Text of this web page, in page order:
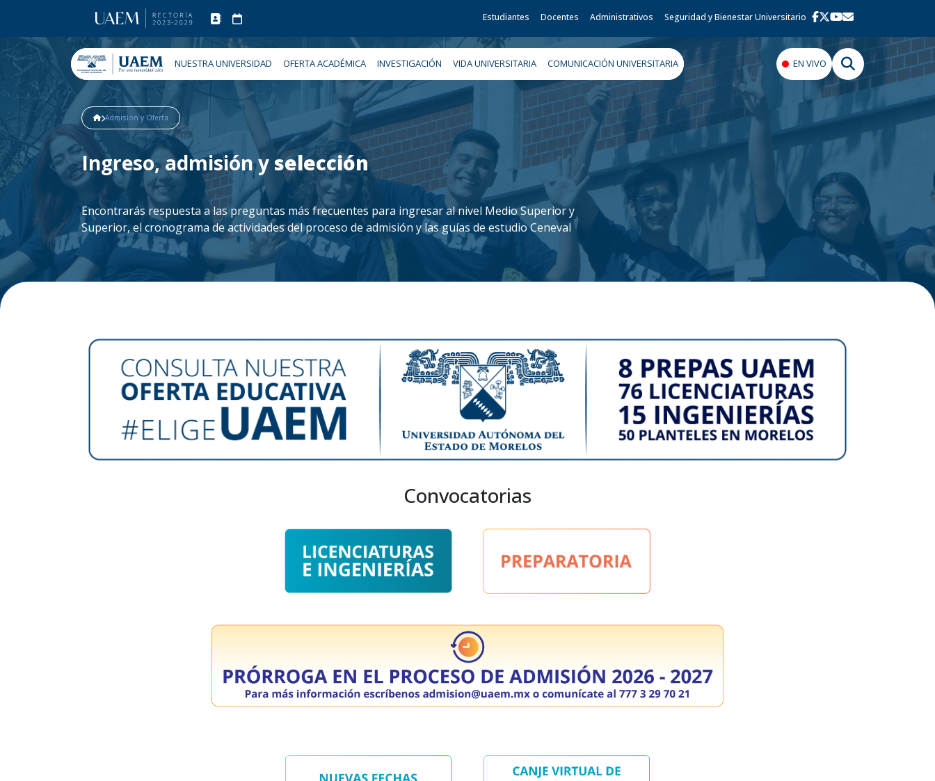
Estudiantes Docentes Administrativos Seguridad y Bienestar Universitario
NUESTRA UNIVERSIDAD OFERTA ACADÉMICA INVESTIGACIÓN VIDA UNIVERSITARIA COMUNICACIÓN UNIVERSITARIA EN VIVO
Admisión y Oferta
Ingreso, admisión y selección
Encontrarás respuesta a las preguntas más frecuentes para ingresar al nivel Medio Superior y
Superior, el cronograma de actividades del proceso de admisión y las guías de estudio Ceneval
Convocatorias